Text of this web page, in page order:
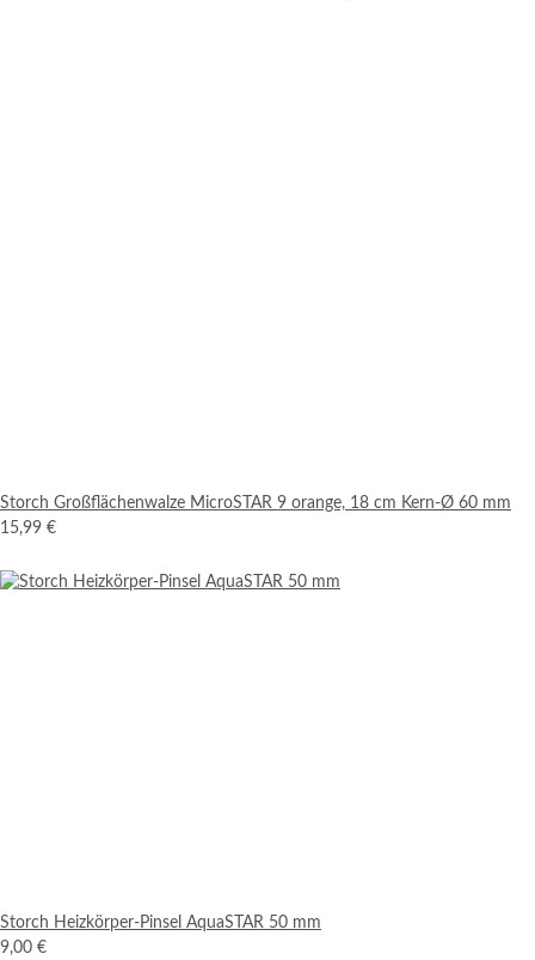
Storch Großflächenwalze MicroSTAR 9 orange, 18 cm Kern-Ø 60 mm
15,99 €
Storch Heizkörper-Pinsel AquaSTAR 50 mm
9,00 €